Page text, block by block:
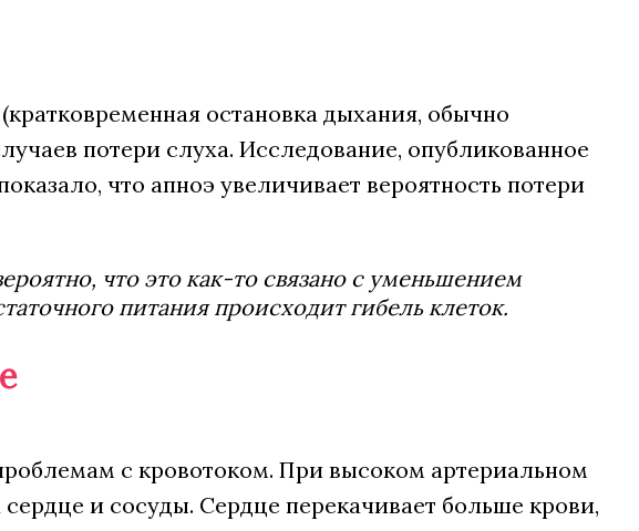
остановка дыхания, обычно
потери слуха. Исследование, опубликованное
что апноэ увеличивает вероятность потери
что это как-то связано с уменьшением
питания происходит гибель клеток.
с кровотоком. При высоком артериальном
и сосуды. Сердце перекачивает больше крови,